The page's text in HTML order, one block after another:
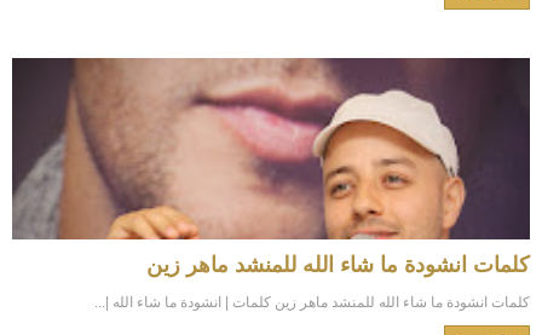
كلمات انشودة ما شاء الله للمنشد ماهر زين
كلمات انشودة ما شاء الله للمنشد ماهر زين كلمات | انشودة ما شاء الله |...